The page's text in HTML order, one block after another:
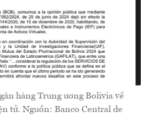
hàng Trung ương Bolivia về
tử. Nguồn: Banco Central de